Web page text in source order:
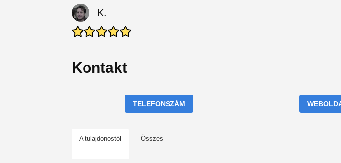
K.
Kontakt
TELEFONSZÁM
A tulajdonostól Összes